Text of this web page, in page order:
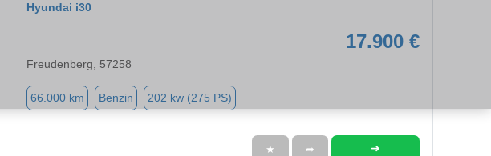
Hyundai i30
17.900 €
Freudenberg, 57258
66.000 km Benzin 202 kw (275 PS)
★ ➦ ➜